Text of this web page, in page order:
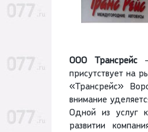
ООО Трансрейс
присутствует на
«Трансрейс»
внимание
Одной из услуг
развитии